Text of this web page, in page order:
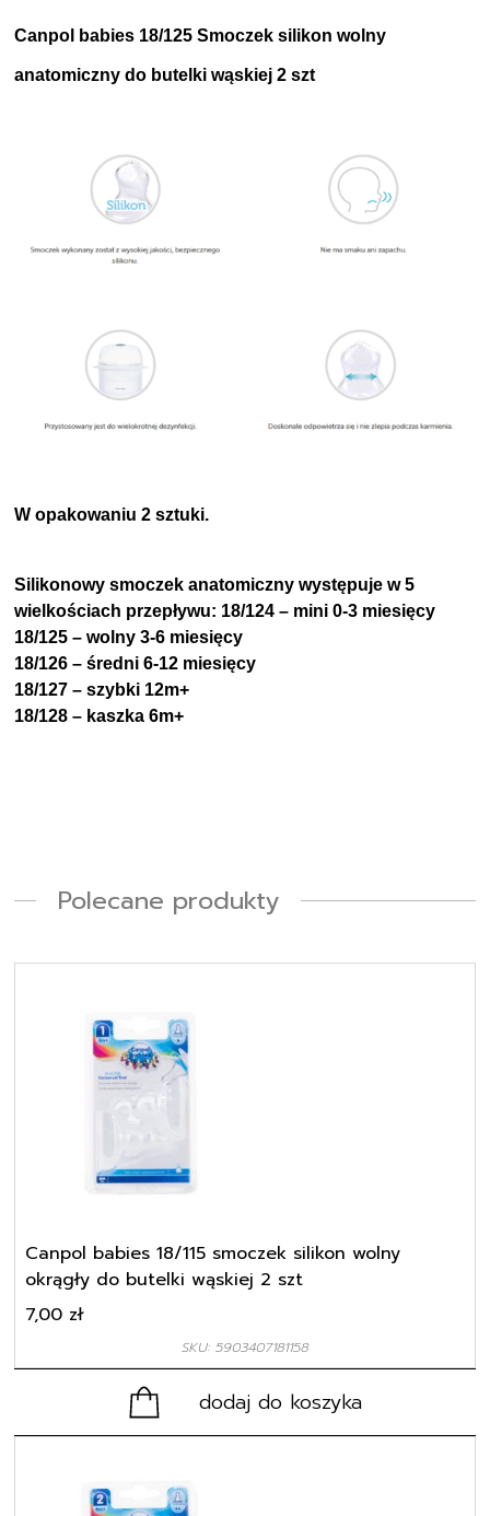
Canpol babies 18/125 Smoczek silikon wolny
anatomiczny do butelki wąskiej 2 szt
W opakowaniu 2 sztuki.
Silikonowy smoczek anatomiczny występuje w 5
wielkościach przepływu: 18/124 – mini 0-3 miesięcy
18/125 – wolny 3-6 miesięcy
18/126 – średni 6-12 miesięcy
18/127 – szybki 12m+
18/128 – kaszka 6m+
Polecane produkty
Canpol babies 18/115 smoczek silikon wolny
okrągły do butelki wąskiej 2 szt
SKU: 5903407181158
7,00 zł
dodaj do koszyka